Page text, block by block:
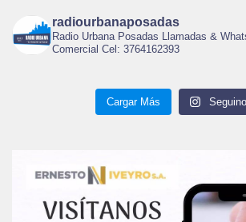
radiourbanaposadas
Radio Urbana Posadas Llamadas &
Comercial Cel: 3764162393
Cargar Más